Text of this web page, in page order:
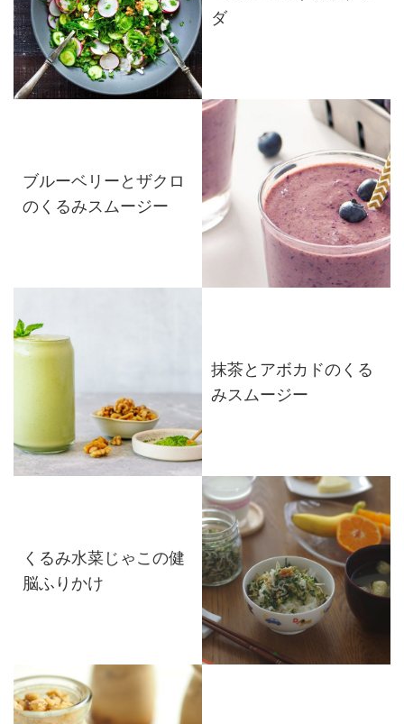
ダ
ブルーベリーとザクロ
のくるみスムージー
抹茶とアボカドのくる
みスムージー
くるみ水菜じゃこの健
脳ふりかけ